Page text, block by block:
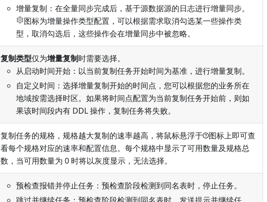
增量复制：在全量同步完成后，基于源数据源的日志进行增量同步。
图标为增量操作类型配置，可以根据需求取消勾选某一些操作类
型，取消勾选后，这些操作会在增量同步中被忽略。
复制类型仅为增量复制时需要选择。
从启动时间开始：以当前复制任务开始时间为基准，进行增量复制。
自定义时间：选择增量复制开始的时间点，您可以根据您的业务所在
地域按需选择时区。如果将时间点配置为当前复制任务开始前，则如
果该时间段内有 DDL 操作，复制任务将失败。
复制任务的规格，规格越大复制的速率越高，将鼠标悬浮于 图标上即可查
看每个规格对应的速率和配置信息。每个规格中显示了可用数量及规格总
数，当可用数量为 0 时将以灰度显示，无法选择。
预检查报错并停止任务：预检查阶段检测到同名表时，停止任务。